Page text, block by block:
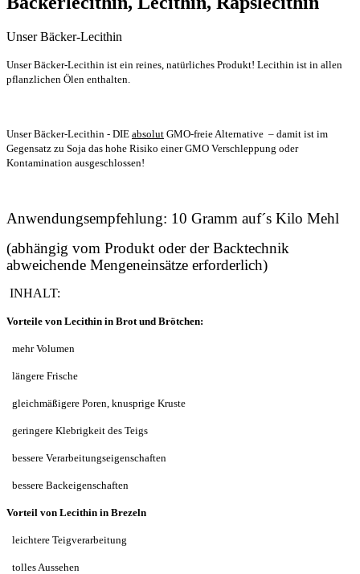
Unser Bäcker-Lecithin
Unser Bäcker-Lecithin ist ein reines, natürliches Produkt! Lecithin ist in allen
pflanzlichen Ölen enthalten.
Unser Bäcker-Lecithin - DIE absolut GMO-freie Alternative – damit ist im
Gegensatz zu Soja das hohe Risiko einer GMO Verschleppung oder
Kontamination ausgeschlossen!
Anwendungsempfehlung: 10 Gramm auf´s Kilo Mehl
(abhängig vom Produkt oder der Backtechnik
abweichende Mengeneinsätze erforderlich)
INHALT:
Vorteile von Lecithin in Brot und Brötchen:
mehr Volumen
längere Frische
gleichmäßigere Poren, knusprige Kruste
geringere Klebrigkeit des Teigs
bessere Verarbeitungseigenschaften
bessere Backeigenschaften
Vorteil von Lecithin in Brezeln
leichtere Teigverarbeitung
tolles Aussehen